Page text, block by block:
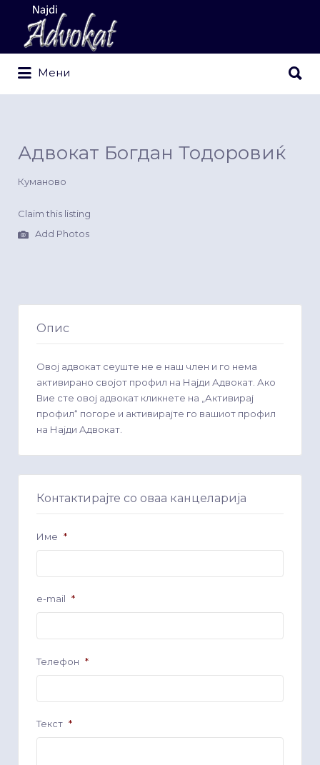
Search
for:
Мени
for:
Адвокат Богдан Тодоровиќ
Куманово
Claim this listing
Add Photos
Опис
Овој адвокат сеуште не е наш член и го нема
активирано својот профил на Најди Адвокат. Ако
Вие сте овој адвокат кликнете на „Активирај
профил“ погоре и активирајте го вашиот профил
на Најди Адвокат.
Контактирајте со оваа канцеларија
Име *
e-mail *
Телефон *
Текст *